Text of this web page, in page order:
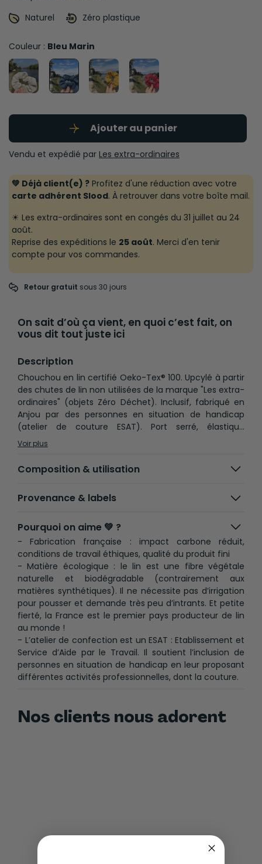
Naturel
Zéro plastique
Couleur : Bleu Marin
Ajouter au panier
Vendu et expédié par Les extra-ordinaires
💚 Déjà client(e) ? Profitez d'une réduction avec votre
carte adhérent Slood. À retrouver dans votre boîte mail.
☀ Les extra-ordinaires sont en congés du 31 juillet au 24
août.
Reprise des expéditions le 25 août. Merci d'en tenir
compte pour vos commandes.
Retour gratuit sous 30 jours
On sait d’où ça vient, en quoi c’est fait, on
vous dit tout juste ici
Description
Chouchou en lin certifié Oeko-Tex® 100. Upcylé à partir
des chutes de lin non utilisées de la marque "Les extra-
ordinaires" (objets Zéro Déchet). Inclusif, fabriqué en
Anjou par des personnes en situation de handicap
(atelier de couture ESAT). Port serré, élastique
qualitatif fabriqué en France à partir de bouteilles
plastiques usagées recyclées. Dimensions 12 cm de
large (diamètre externe), trou central de 5 cm de
diamètre.
Voir plus
Composition & utilisation
Provenance & labels
Pourquoi on aime 💚 ?
- Fabrication française : impact carbone réduit,
conditions de travail éthiques, qualité du produit fini
- Matière écologique : le lin est une fibre végétale
naturelle et biodégradable (contrairement aux
matières synthétiques). Il ne nécessite pas d’irrigation
pour pousser et demande très peu d’intrants. Et petite
fierté, la France est le premier pays producteur de lin
au monde !
- L’atelier de confection est un ESAT : Etablissement et
Service d’Aide par le Travail. Il soutient l’inclusion de
personnes en situation de handicap en leur proposant
différentes activités professionnelles, dont la couture.
Nos clients nous adorent